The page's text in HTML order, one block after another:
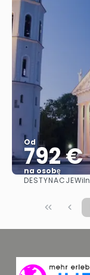
Od
792 €
na osobę
DESTYNACJE